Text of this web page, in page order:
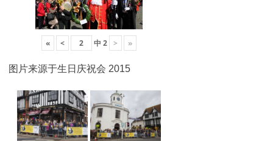
« < 中 2 > »
图片来源于生日庆祝会 2015